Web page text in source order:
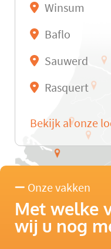
Winsum
Baflo
Sauwerd
Rasquert
Bekijk al onze
Onze vakken
Met welke
wij u nog